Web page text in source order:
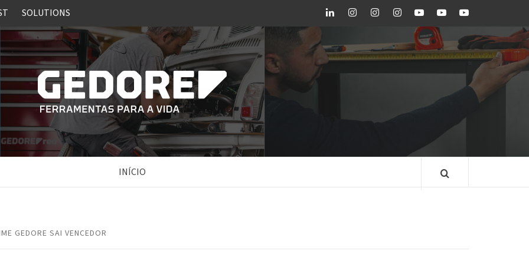
SOLUTIONS LinkedInInstagramInstagram
red
Instagram
ROBUST
Youtube
GEDORE
Youtube
GEDORE
red
Youtube
ROBUST
BLOG GEDORE
BRASIL
INÍCIO
GEDORE SAI VENCEDOR